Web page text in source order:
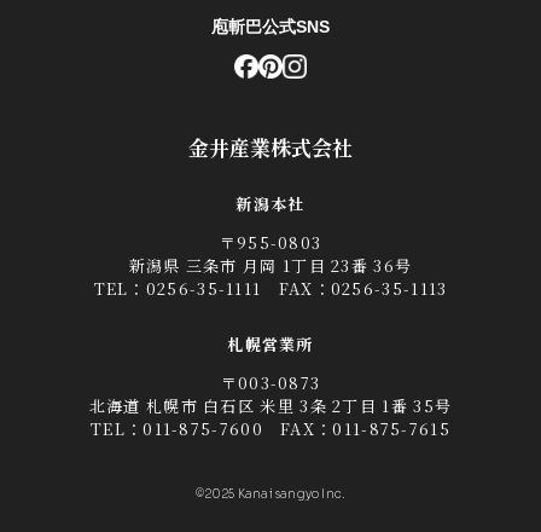
金井産業株式会社
新潟本社
〒955-0803
新潟県 三条市 月岡 1丁目 23番 36号
TEL： 0256-35-1111 FAX：0256-35-1113
札幌営業所
〒003-0873
北海道 札幌市 白石区 米里 3条 2丁目 1番 35号
TEL：011-875-7600 FAX：011-875-7615
©2025 Kanai sangyo Inc.
庖斬巴公式SNS